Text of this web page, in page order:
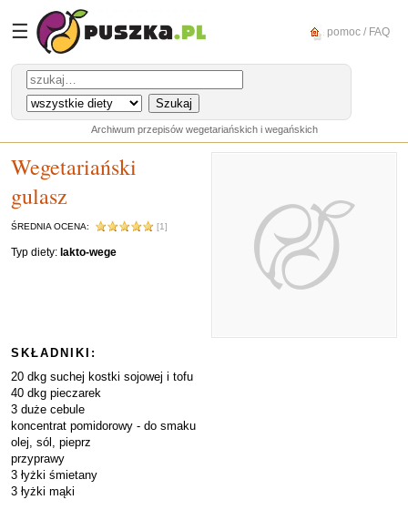
☰ pomoc / FAQ
Archiwum przepisów wegetariańskich i wegańskich
Wegetariański
gulasz
ŚREDNIA OCENA: [1]
Typ diety: lakto-wege
SKŁADNIKI:
20 dkg suchej kostki sojowej i tofu
40 dkg pieczarek
3 duże cebule
koncentrat pomidorowy - do smaku
olej, sól, pieprz
przyprawy
3 łyżki śmietany
3 łyżki mąki